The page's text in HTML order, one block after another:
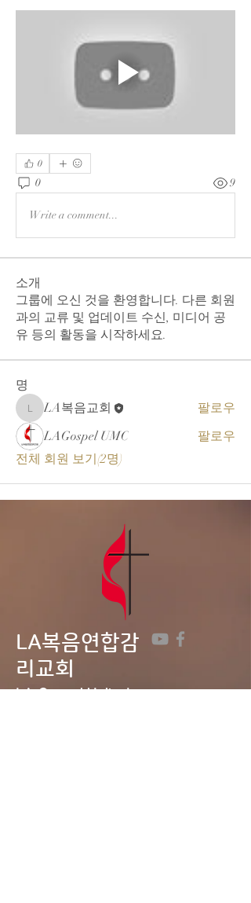
0
0 9
Write a comment...
소개
그룹에 오신 것을 환영합니다. 다른 회원
과의 교류 및 업데이트 수신, 미디어 공
유 등의 활동을 시작하세요.
명
LA복음교회
LA복음교회
팔로우
LAGospel UMC
팔로우
전체 회원 보기(2명)
LA복음연합감
리교회
LA Gospel United